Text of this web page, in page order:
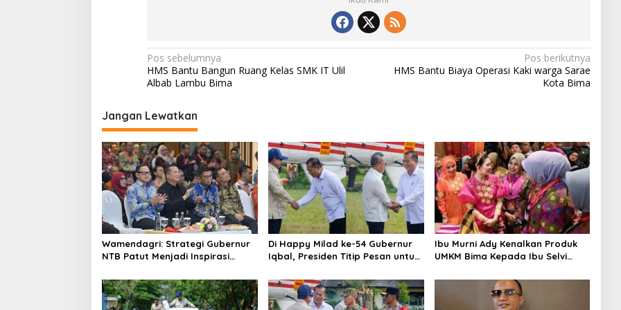
Navigasi
pos
Pos sebelumnya
HMS Bantu Bangun Ruang Kelas SMK IT Ulil
Albab Lambu Bima
Pos berikutnya
HMS Bantu Biaya Operasi Kaki warga Sarae
Kota Bima
Jangan Lewatkan
Wamendagri: Strategi Gubernur
NTB Patut Menjadi Inspirasi
Di Happy Milad ke-54 Gubernur
Iqbal, Presiden Titip Pesan untuk
Ibu Murni Ady Kenalkan Produk
UMKM Bima Kepada Ibu Selvi